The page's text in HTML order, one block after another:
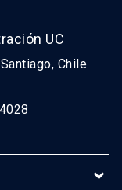
UC
Chile